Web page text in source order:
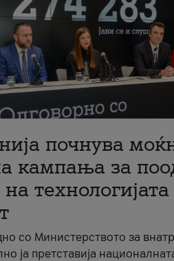
почнува
кампања за
со Министерството за
ја претставија